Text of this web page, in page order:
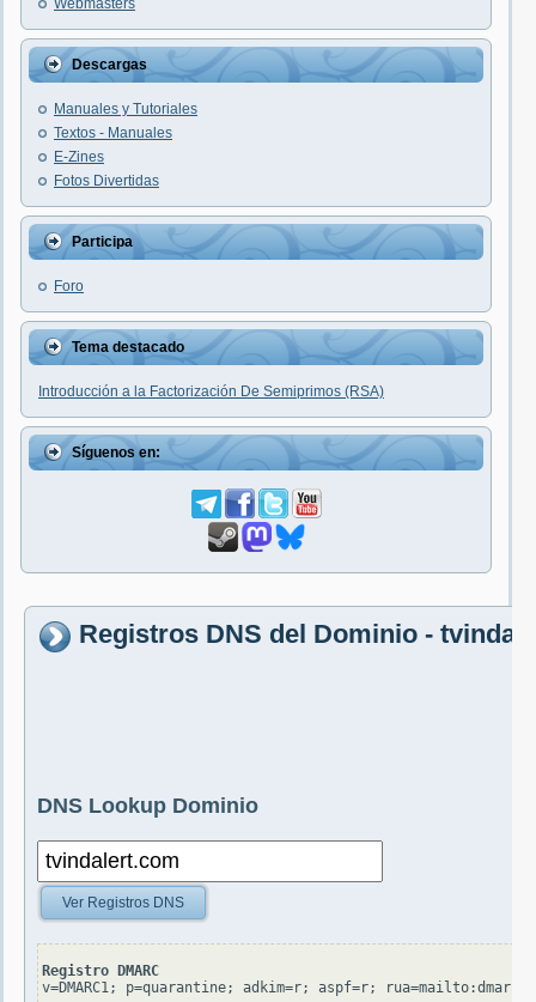
Webmasters
Descargas
Manuales y Tutoriales
Textos - Manuales
E-Zines
Fotos Divertidas
Participa
Foro
Tema destacado
Introducción a la Factorización De Semiprimos (RSA)
Síguenos en:
Registros DNS del Dominio -
DNS Lookup Dominio
Ver Registros DNS
Registro DMARC
v=DMARC1; p=quarantine; adkim=r; aspf=r;